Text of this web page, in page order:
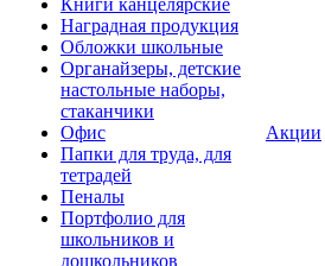
Наградная продукция
Обложки школьные
Органайзеры, детские
настольные наборы,
стаканчики
Офис
Папки для труда, для
тетрадей
Пеналы
Портфолио для
школьников и
дошкольников
Акции